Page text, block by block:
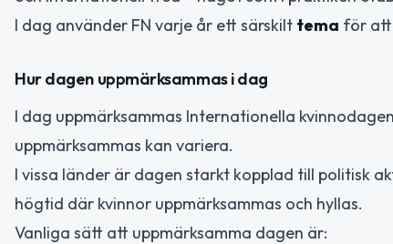
I dag använder FN varje år ett särskilt tema för att
Hur dagen uppmärksammas i dag
I dag uppmärksammas Internationella
uppmärksammas kan variera.
I vissa länder är dagen starkt kopplad till politisk
högtid där kvinnor uppmärksammas och hyllas.
Vanliga sätt att uppmärksamma dagen är: